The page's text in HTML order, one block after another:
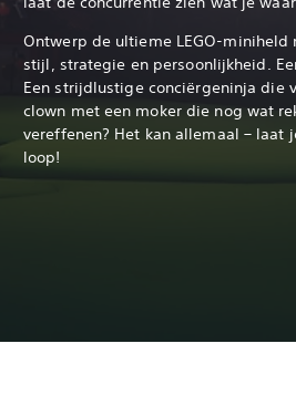
Ontwerp de ultieme LEGO-miniheld
stijl, strategie en persoonlijkheid.
Een strijdlustige conciërgeninja die
clown met een moker die nog wat
vereffenen? Het kan allemaal – laat
loop!